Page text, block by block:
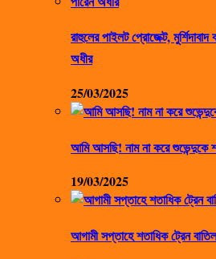
রাহুলের পাইলট প্রোজেক্ট,
অধীর
25/03/2025
আমি আসছি! নাম না করে শুভেন্দুকে
19/03/2025
আগামী সপ্তাহে শতাধিক ট্রেন বাতিল